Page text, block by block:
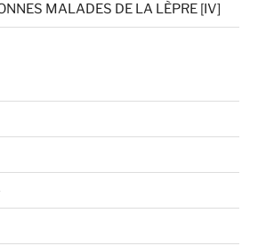
MALADES DE LA LÈPRE [IV]